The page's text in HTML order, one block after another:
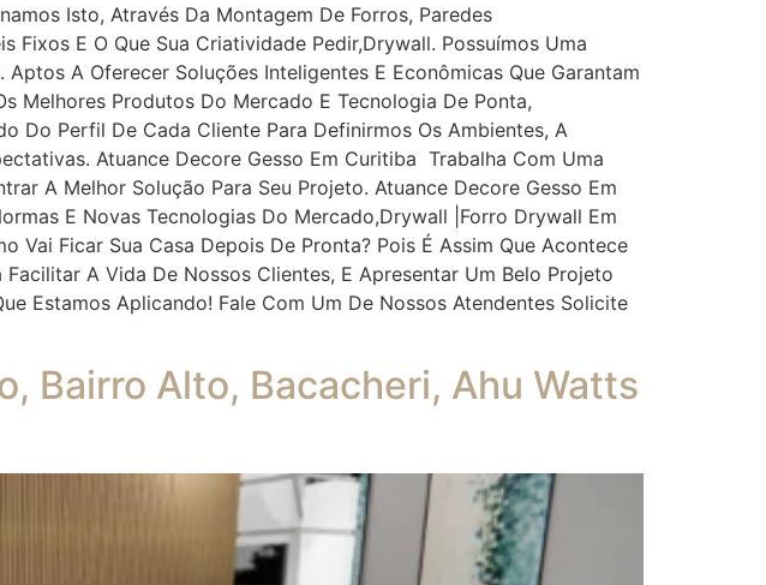
Isto, Através Da Montagem De Forros, Paredes
Fixos E O Que Sua Criatividade Pedir,drywall. Possuímos Uma
A Oferecer Soluções Inteligentes E Econômicas Que Garantam
Melhores Produtos Do Mercado E Tecnologia De Ponta,
Do Perfil De Cada Cliente Para Definirmos Os Ambientes, A
Atuance Decore Gesso Em Curitiba Trabalha Com Uma
A Melhor Solução Para Seu Projeto. Atuance Decore Gesso Em
E Novas Tecnologias Do Mercado,drywall |Forro Drywall Em
Vai Ficar Sua Casa Depois De Pronta? Pois É Assim Que Acontece
A Vida De Nossos Clientes, E Apresentar Um Belo Projeto
Estamos Aplicando! Fale Com Um De Nossos Atendentes Solicite
Bairro Alto, Bacacheri, Ahu Watts